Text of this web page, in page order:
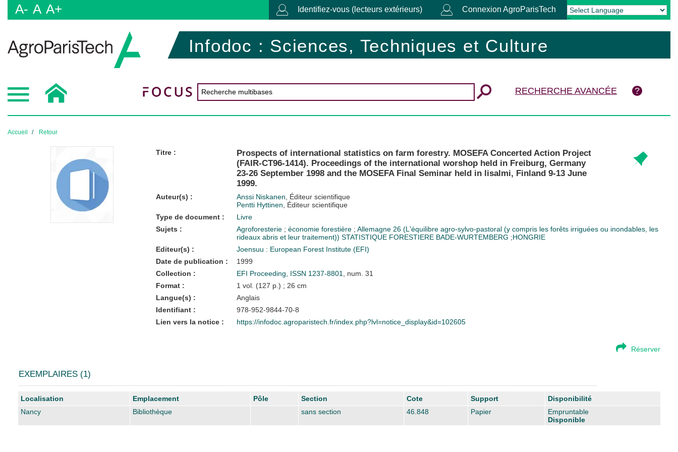
A- A A+ Identifiez-vous (lecteurs extérieurs) Connexion AgroParisTech
Powered by Translate
Infodoc : Sciences, Techniques et Culture
RECHERCHE AVANCÉE
Accueil Retour
Titre :
Prospects of international statistics on farm forestry. MOSEFA Concerted Action Project
(FAIR-CT96-1414). Proceedings of the international worshop held in Freiburg, Germany
23-26 September 1998 and the MOSEFA Final Seminar held in lisalmi, Finland 9-13 June
1999.
Auteur(s) : Anssi Niskanen , Éditeur scientifique
Pentti Hyttinen , Éditeur scientifique
Type de document :
Livre
Sujets :
Agroforesterie ; économie forestière ; Allemagne 26 (L'équilibre agro-sylvo-pastoral (y compris les forêts irriguées ou inondables, les
rideaux abris et leur traitement)) STATISTIQUE FORESTIERE BADE-WURTEMBERG ;HONGRIE
Editeur(s) :
Joensuu : European Forest Institute (EFI)
Date de publication :
1999
Collection :
EFI Proceeding, ISSN 1237-8801
, num. 31
Format :
1 vol. (127 p.) ; 26 cm
Langue(s) :
Anglais
Identifiant :
978-952-9844-70-8
Lien vers la notice :
https://infodoc.agroparistech.fr/index.php?lvl=notice_display&id=102605
Réserver
EXEMPLAIRES (1)
Liste des exemplaires
Localisation Emplacement Pôle Section Cote Support
Disponibilité
Nancy
Bibliothèque sans section 46.848 Papier
Empruntable
Disponible